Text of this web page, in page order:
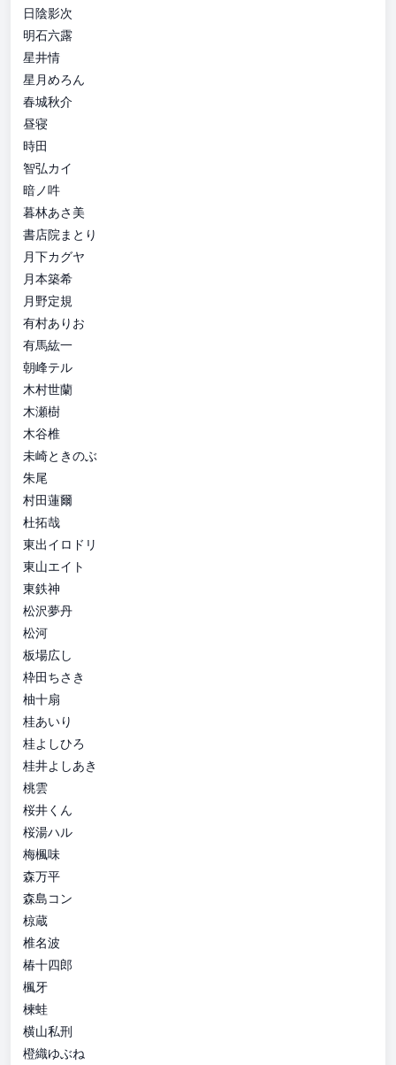
日陰影次
明石六露
星井情
星月めろん
春城秋介
昼寝
時田
智弘カイ
暗ノ吽
暮林あさ美
書店院まとり
月下カグヤ
月本築希
月野定規
有村ありお
有馬紘一
朝峰テル
木村世蘭
木瀬樹
木谷椎
未崎ときのぶ
朱尾
村田蓮爾
杜拓哉
東出イロドリ
東山エイト
東鉄神
松沢夢丹
松河
板場広し
枠田ちさき
柚十扇
桂あいり
桂よしひろ
桂井よしあき
桃雲
桜井くん
桜湯ハル
梅楓味
森万平
森島コン
椋蔵
椎名波
椿十四郎
楓牙
楝蛙
横山私刑
橙織ゆぶね